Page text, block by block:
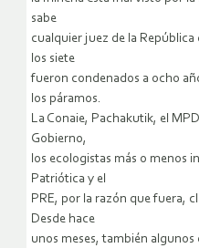
sabe
cualquier juez de la
los siete
fueron condenados a ocho
los páramos.
La Conaie, Pachakutik, el
Gobierno,
los ecologistas más o menos
Patriótica y el
PRE, por la razón que fuera,
Desde hace
unos meses, también algunos